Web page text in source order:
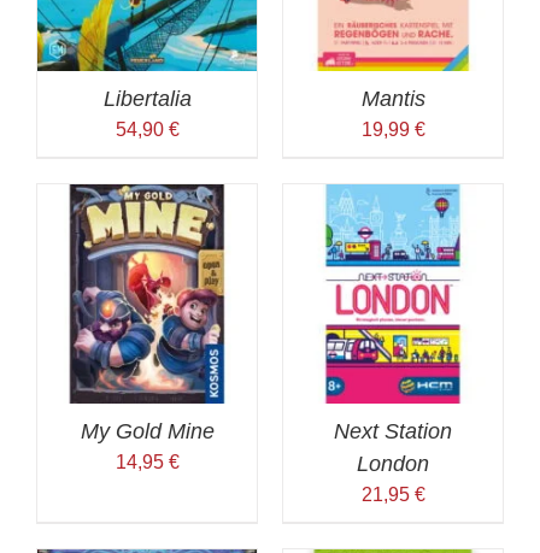
Libertalia
54,90 €
Mantis
19,99 €
My Gold Mine
14,95 €
Next Station
London
21,95 €